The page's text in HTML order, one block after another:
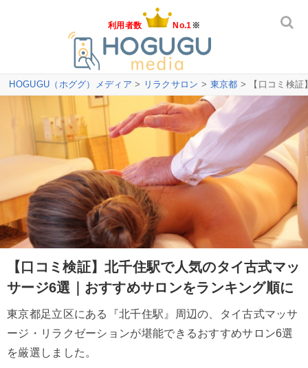
利用者数 No.1 ※
HOGUGU（ホググ）メディア > リラクサロン > 東京都 > 【口コミ検証
【口コミ検証】北千住駅で人気のタイ古式マッ
サージ6選｜おすすめサロンをランキング順に
東京都足立区にある『北千住駅』周辺の、タイ古式マッサ
ージ・リラクゼーションが堪能できるおすすめサロン6選
を厳選しました。